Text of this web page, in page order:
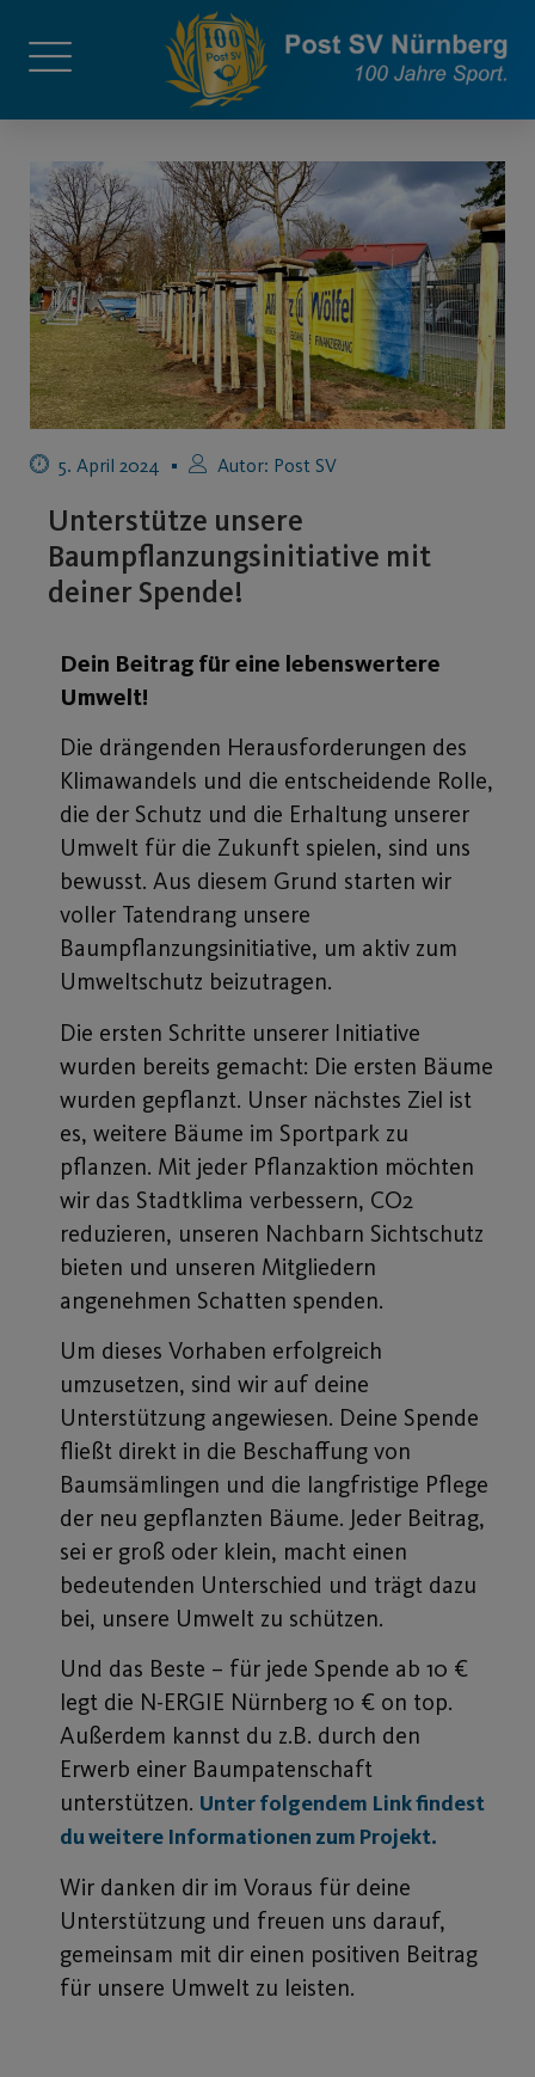
5. April 2024 Autor: Post SV
Unterstütze unsere
Baumpflanzungsinitiative mit
deiner Spende!
Dein Beitrag für eine lebenswertere
Umwelt!
Die drängenden Herausforderungen des
Klimawandels und die entscheidende Rolle,
die der Schutz und die Erhaltung unserer
Umwelt für die Zukunft spielen, sind uns
bewusst. Aus diesem Grund starten wir
voller Tatendrang unsere
Baumpflanzungsinitiative, um aktiv zum
Umweltschutz beizutragen.
Die ersten Schritte unserer Initiative
wurden bereits gemacht: Die ersten Bäume
wurden gepflanzt. Unser nächstes Ziel ist
es, weitere Bäume im Sportpark zu
pflanzen. Mit jeder Pflanzaktion möchten
wir das Stadtklima verbessern, CO2
reduzieren, unseren Nachbarn Sichtschutz
bieten und unseren Mitgliedern
angenehmen Schatten spenden.
Um dieses Vorhaben erfolgreich
umzusetzen, sind wir auf deine
Unterstützung angewiesen. Deine Spende
fließt direkt in die Beschaffung von
Baumsämlingen und die langfristige Pflege
der neu gepflanzten Bäume. Jeder Beitrag,
sei er groß oder klein, macht einen
bedeutenden Unterschied und trägt dazu
bei, unsere Umwelt zu schützen.
Und das Beste – für jede Spende ab 10 €
legt die N-ERGIE Nürnberg 10 € on top.
Außerdem kannst du z.B. durch den
Erwerb einer Baumpatenschaft
unterstützen. Unter folgendem Link findest
du weitere Informationen zum Projekt.
Wir danken dir im Voraus für deine
Unterstützung und freuen uns darauf,
gemeinsam mit dir einen positiven Beitrag
für unsere Umwelt zu leisten.